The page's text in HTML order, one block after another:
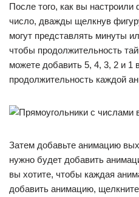
После того, как вы
число, дважды щелкнув
могут представлять минуты
чтобы продолжительность
можете добавить 5, 4, 3, 2 и 1
продолжительность каждой
Затем добавьте анимацию
нужно будет добавить
вы хотите, чтобы каждая
добавить анимацию,